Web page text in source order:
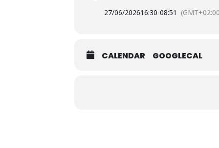
27/06/202616:30-08:51
CALENDAR GOOGLECAL